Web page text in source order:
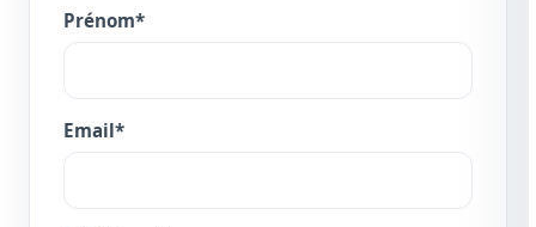
Prénom*
Email*